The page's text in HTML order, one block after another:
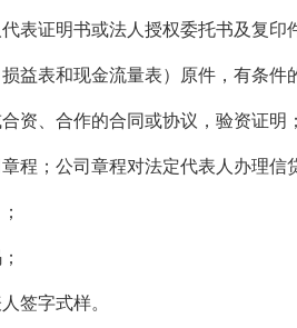
表证明书或法人授权委托书及复印
益表和现金流量表）原件，有条件
资、合作的合同或协议，验资证明；
程；公司章程对法定代表人办理
签字式样。